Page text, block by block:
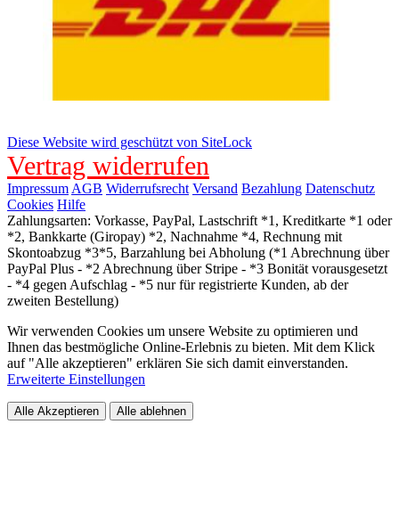
Diese Website wird geschützt von SiteLock
Vertrag widerrufen
Impressum AGB Widerrufsrecht Versand Bezahlung Datenschutz
Cookies Hilfe
Zahlungsarten: Vorkasse, PayPal, Lastschrift *1, Kreditkarte *1 oder
*2, Bankkarte (Giropay) *2, Nachnahme *4, Rechnung mit
Skontoabzug *3*5, Barzahlung bei Abholung (*1 Abrechnung über
PayPal Plus - *2 Abrechnung über Stripe - *3 Bonität vorausgesetzt
- *4 gegen Aufschlag - *5 nur für registrierte Kunden, ab der
zweiten Bestellung)
Wir verwenden Cookies um unsere Website zu optimieren und
Ihnen das bestmögliche Online-Erlebnis zu bieten. Mit dem Klick
auf "Alle akzeptieren" erklären Sie sich damit einverstanden.
Erweiterte Einstellungen
Alle Akzeptieren Alle ablehnen